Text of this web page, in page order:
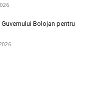
Bolojan pentru